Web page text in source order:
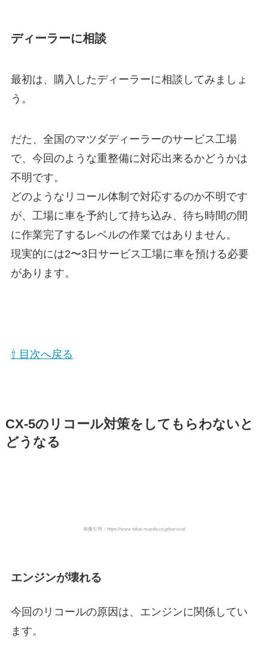
ディーラーに相談
最初は、購入したディーラーに相談してみましょ
う。
だた、全国のマツダディーラーのサービス工場
で、今回のような重整備に対応出来るかどうかは
不明です。
どのようなリコール体制で対応するのか不明です
が、工場に車を予約して持ち込み、待ち時間の間
に作業完了するレベルの作業ではありません。
現実的には2〜3日サービス工場に車を預ける必要
があります。
⇧ 目次へ戻る
CX-5のリコール対策をしてもらわないと
どうなる
画像引用：https://www.tokai-mazda.co.jp/service/
エンジンが壊れる
今回のリコールの原因は、エンジンに関係してい
ます。